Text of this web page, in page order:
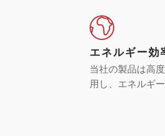
エネルギー効
当社の製品は高
用し、エネルギ